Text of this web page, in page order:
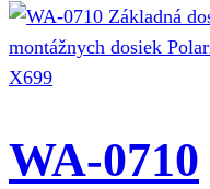
WA-0710